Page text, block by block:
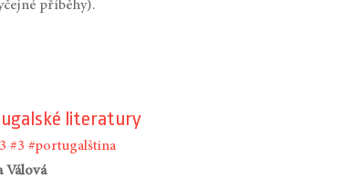
příběhy).
literatury
#3 #portugalština
Válová